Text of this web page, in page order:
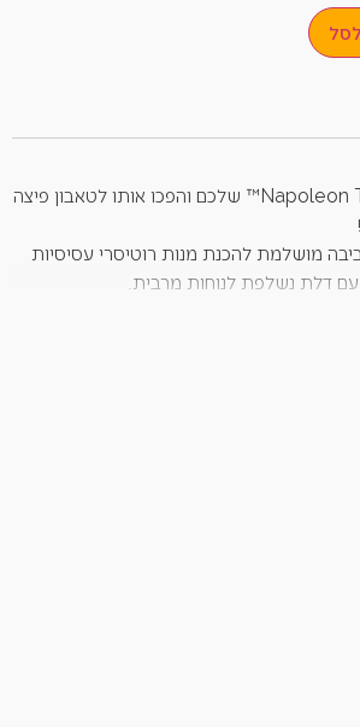
שדרגו את ה-Napoleon TravelQ™ שלכם והפכו אותו לטאבון פיצה
מושלמת להכנת מנות רוטיסרי עסיסיות
דלת נשלפת לנוחות מרבית.